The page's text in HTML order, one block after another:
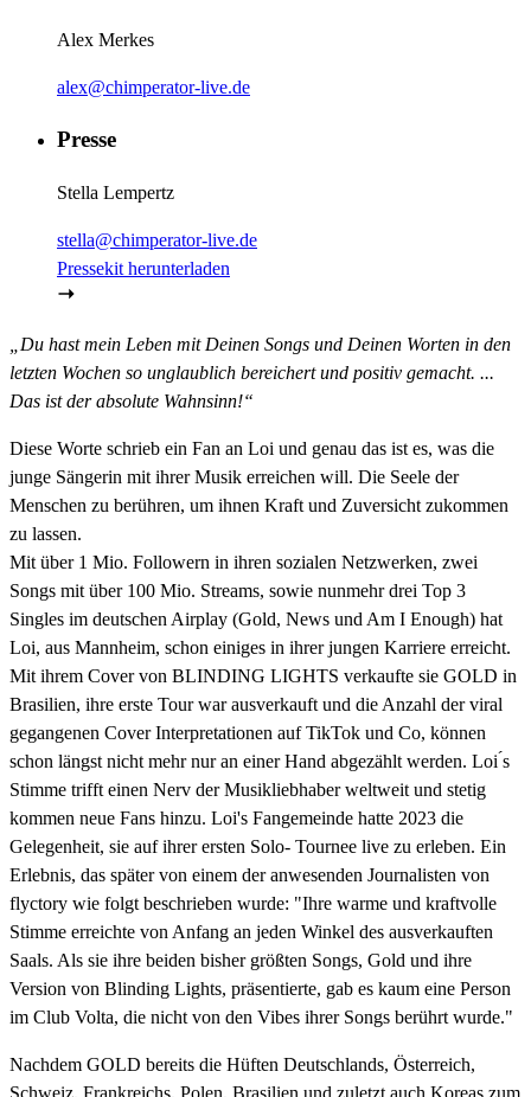
Alex Merkes
alex@chimperator-live.de
Presse
Stella Lempertz
stella@chimperator-live.de
Pressekit herunterladen
„Du hast mein Leben mit Deinen Songs und Deinen Worten in den
letzten Wochen so unglaublich bereichert und positiv gemacht. ...
Das ist der absolute Wahnsinn!“
Diese Worte schrieb ein Fan an Loi und genau das ist es, was die
junge Sängerin mit ihrer Musik erreichen will. Die Seele der
Menschen zu berühren, um ihnen Kraft und Zuversicht zukommen
zu lassen.
Mit über 1 Mio. Followern in ihren sozialen Netzwerken, zwei
Songs mit über 100 Mio. Streams, sowie nunmehr drei Top 3
Singles im deutschen Airplay (Gold, News und Am I Enough) hat
Loi, aus Mannheim, schon einiges in ihrer jungen Karriere erreicht.
Mit ihrem Cover von BLINDING LIGHTS verkaufte sie GOLD in
Brasilien, ihre erste Tour war ausverkauft und die Anzahl der viral
gegangenen Cover Interpretationen auf TikTok und Co, können
schon längst nicht mehr nur an einer Hand abgezählt werden. Loi ́s
Stimme trifft einen Nerv der Musikliebhaber weltweit und stetig
kommen neue Fans hinzu. Loi's Fangemeinde hatte 2023 die
Gelegenheit, sie auf ihrer ersten Solo- Tournee live zu erleben. Ein
Erlebnis, das später von einem der anwesenden Journalisten von
flyctory wie folgt beschrieben wurde: "Ihre warme und kraftvolle
Stimme erreichte von Anfang an jeden Winkel des ausverkauften
Saals. Als sie ihre beiden bisher größten Songs, Gold und ihre
Version von Blinding Lights, präsentierte, gab es kaum eine Person
im Club Volta, die nicht von den Vibes ihrer Songs berührt wurde."
Nachdem GOLD bereits die Hüften Deutschlands, Österreich,
Schweiz, Frankreichs, Polen, Brasilien und zuletzt auch Koreas zum